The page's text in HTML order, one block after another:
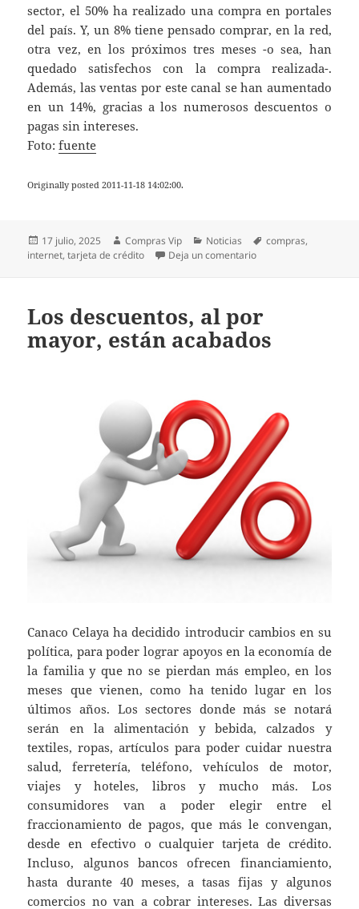
sector, el 50% ha realizado una compra en portales
del país. Y, un 8% tiene pensado comprar, en la red,
otra vez, en los próximos tres meses -o sea, han
quedado satisfechos con la compra realizada-.
Además, las ventas por este canal se han aumentado
en un 14%, gracias a los numerosos descuentos o
pagas sin intereses.
Foto:fuente
Originally posted 2011-11-18 14:02:00.
Publicado
el
17 julio, 2025 Autor
Compras Vip Categorías
Noticias Etiquetas
compras,
internet,tarjeta de crédito Deja un comentarioen El 70% de las
Los descuentos, al por
mayor, están acabados
Canaco Celaya ha decidido introducir cambios en su
política, para poder lograr apoyos en la economía de
la familia y que no se pierdan más empleo, en los
meses que vienen, como ha tenido lugar en los
últimos años. Los sectores donde más se notará
serán en la alimentación y bebida, calzados y
textiles, ropas, artículos para poder cuidar nuestra
salud, ferretería, teléfono, vehículos de motor,
viajes y hoteles, libros y mucho más. Los
consumidores van a poder elegir entre el
fraccionamiento de pagos, que más le convengan,
desde en efectivo o cualquier tarjeta de crédito.
Incluso, algunos bancos ofrecen financiamiento,
hasta durante 40 meses, a tasas fijas y algunos
comercios no van a cobrar intereses. Las diversas